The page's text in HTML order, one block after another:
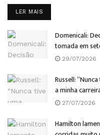
LER MAIS
Domenicali:
tomada em
29/07/2026
Russell:
a minha
27/07/2026
Hamilton